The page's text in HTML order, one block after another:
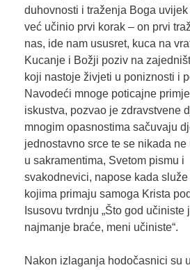
duhovnosti i traženja Boga
već učinio prvi korak – on prvi
nas, ide nam ususret, kuca na
Kucanje i Božji poziv na
koji nastoje živjeti u poniznosti i
Navodeći mnoge poticajne
iskustva, pozvao je zdravstvene
mnogim opasnostima sačuvaju
jednostavno srce te se nikada ne
u sakramentima, Svetom pismu i
svakodnevici, napose kada
kojima primaju samoga Krista
Isusovu tvrdnju „Što god učiniste
najmanje braće, meni učiniste“.
Nakon izlaganja hodočasnici su